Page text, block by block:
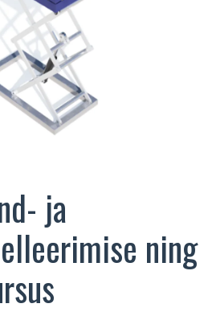
ja
ning